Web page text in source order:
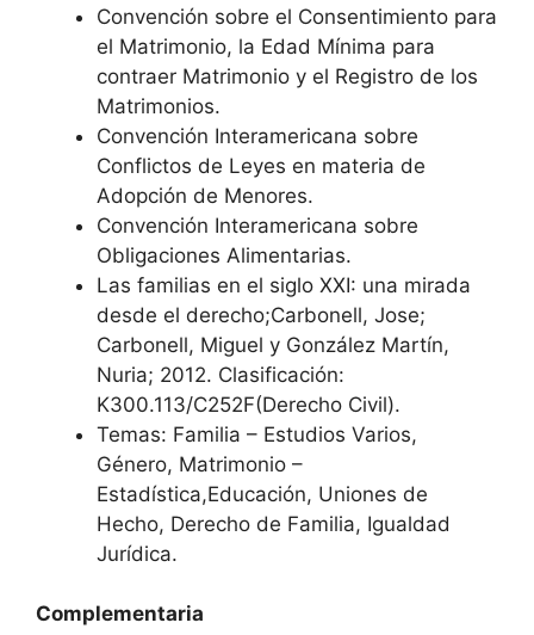
Convención sobre el Consentimiento para
el Matrimonio, la Edad Mínima para
contraer Matrimonio y el Registro de los
Matrimonios.
Convención Interamericana sobre
Conflictos de Leyes en materia de
Adopción de Menores.
Convención Interamericana sobre
Obligaciones Alimentarias.
Las familias en el siglo XXI: una mirada
desde el derecho;Carbonell, Jose;
Carbonell, Miguel y González Martín,
Nuria; 2012. Clasificación:
K300.113/C252F(Derecho Civil).
Temas: Familia – Estudios Varios,
Género, Matrimonio –
Estadística,Educación, Uniones de
Hecho, Derecho de Familia, Igualdad
Jurídica.
Complementaria